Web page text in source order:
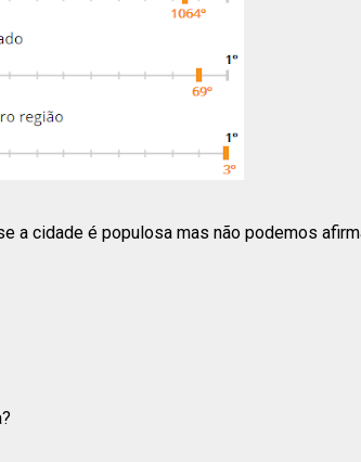
a cidade é populosa mas não podemos